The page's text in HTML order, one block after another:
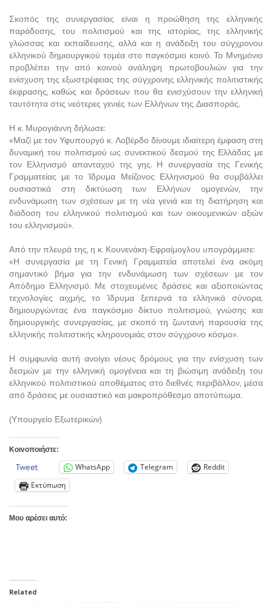
Σκοπός της συνεργασίας είναι η προώθηση της ελληνικής
παράδοσης, του πολιτισμού και της ιστορίας, της ελληνικής
γλώσσας και εκπαίδευσης, αλλά και η ανάδειξη του σύγχρονου
ελληνικού δημιουργικού τομέα στο παγκόσμιο κοινό. Το Μνημόνιο
προβλέπει την από κοινού ανάληψη πρωτοβουλιών για την
ενίσχυση της εξωστρέφειας της σύγχρονης ελληνικής πολιτιστικής
έκφρασης, καθώς και δράσεων που θα ενισχύσουν την ελληνική
ταυτότητα στις νεότερες γενιές των Ελλήνων της Διασποράς.
Η κ. Μυρογιάννη δήλωσε:
«Μαζί με τον Υφυπουργό κ. Λοβέρδο δίνουμε ιδιαίτερη έμφαση στη
δυναμική του πολιτισμού ως συνεκτικού δεσμού της Ελλάδας με
τον Ελληνισμό απανταχού της γης. Η συνεργασία της Γενικής
Γραμματείας με το Ίδρυμα Μείζονος Ελληνισμού θα συμβάλλει
ουσιαστικά στη δικτύωση των Ελλήνων ομογενών, την
ενδυνάμωση των σχέσεων με τη νέα γενιά και τη διατήρηση και
διάδοση του ελληνικού πολιτισμού και των οικουμενικών αξιών
του ελληνισμού».
Από την πλευρά της, η κ. Κουνενάκη-Εφραίμογλου υπογράμμισε:
«Η συνεργασία με τη Γενική Γραμματεία αποτελεί ένα ακόμη
σημαντικό βήμα για την ενδυνάμωση των σχέσεων με τον
Απόδημο Ελληνισμό. Με στοχευμένες δράσεις και αξιοποιώντας
τεχνολογίες αιχμής, το Ίδρυμα ξεπερνά τα ελληνικά σύνορα,
δημιουργώντας ένα παγκόσμιο δίκτυο πολιτισμού, γνώσης και
δημιουργικής συνεργασίας, με σκοπό τη ζωντανή παρουσία της
ελληνικής πολιτιστικής κληρονομιάς στον σύγχρονο κόσμο».
Η συμφωνία αυτή ανοίγει νέους δρόμους για την ενίσχυση των
δεσμών με την ελληνική ομογένεια και τη βιώσιμη ανάδειξη του
ελληνικού πολιτιστικού αποθέματος στο διεθνές περιβάλλον, μέσα
από δράσεις με ουσιαστικό και μακροπρόθεσμο αποτύπωμα.
(Υπουργείο Εξωτερικών)
Κοινοποιήστε:
Tweet WhatsApp Telegram
Reddit
Εκτύπωση
Μου αρέσει αυτό:
Related